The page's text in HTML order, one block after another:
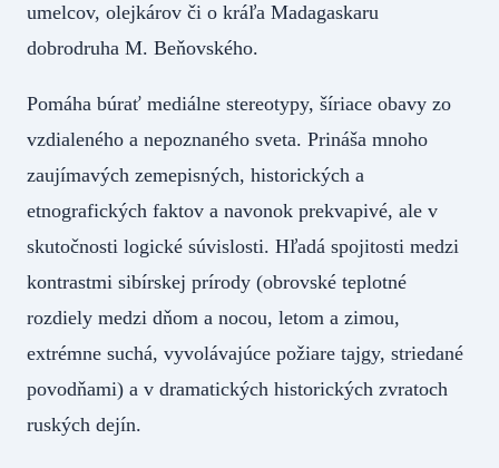
umelcov, olejkárov či o kráľa Madagaskaru
dobrodruha M. Beňovského.
Pomáha búrať mediálne stereotypy, šíriace obavy zo
vzdialeného a nepoznaného sveta. Prináša mnoho
zaujímavých zemepisných, historických a
etnografických faktov a navonok prekvapivé, ale v
skutočnosti logické súvislosti. Hľadá spojitosti medzi
kontrastmi sibírskej prírody (obrovské teplotné
rozdiely medzi dňom a nocou, letom a zimou,
extrémne suchá, vyvolávajúce požiare tajgy, striedané
povodňami) a v dramatických historických zvratoch
ruských dejín.